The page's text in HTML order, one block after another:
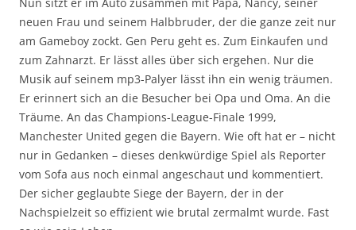
neuen Frau und seinem Halbbruder, der die ganze zeit nur
am Gameboy zockt. Gen Peru geht es. Zum Einkaufen und
zum Zahnarzt. Er lässt alles über sich ergehen. Nur die
Musik auf seinem mp3-Palyer lässt ihn ein wenig träumen.
Er erinnert sich an die Besucher bei Opa und Oma. An die
Träume. An das Champions-League-Finale 1999,
Manchester United gegen die Bayern. Wie oft hat er – nicht
nur in Gedanken – dieses denkwürdige Spiel als Reporter
vom Sofa aus noch einmal angeschaut und kommentiert.
Der sicher geglaubte Siege der Bayern, der in der
Nachspielzeit so effizient wie brutal zermalmt wurde. Fast